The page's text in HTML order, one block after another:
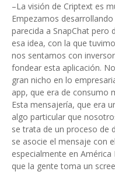
–La visión de Criptext es
Empezamos
parecida a SnapChat pero
esa idea, con la que
nos sentamos con
fondear esta aplicación.
gran nicho en lo
app, que era de consumo
Esta mensajería, que era
algo particular que
se trata de un proceso de
se asocie el mensaje con
especialmente en
que la gente toma un